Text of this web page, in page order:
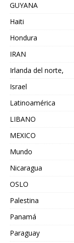
GUYANA
Haiti
Hondura
IRAN
Irlanda del norte,
Israel
Latinoamérica
LIBANO
MEXICO
Mundo
Nicaragua
OSLO
Palestina
Panamá
Paraguay